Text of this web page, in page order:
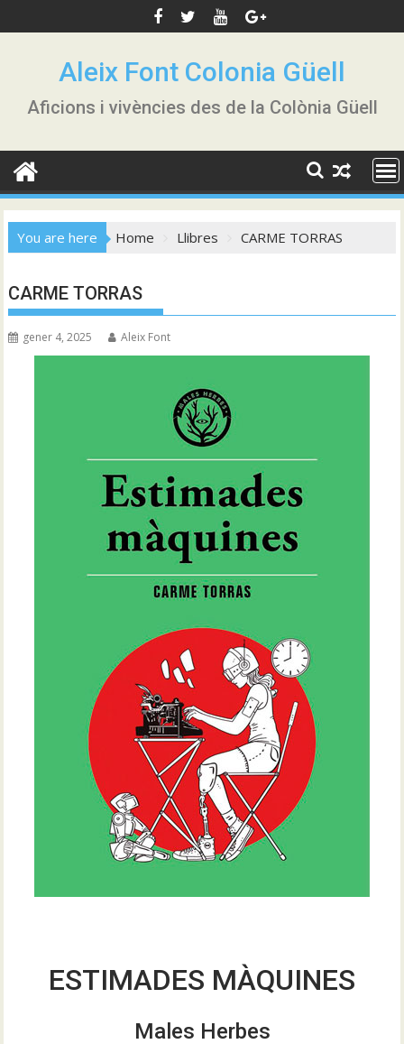
to
Aleix Font Colonia Güell
Aficions i vivències des de la Colònia Güell
You are here Home Llibres CARME TORRAS
CARME TORRAS
gener 4, 2025 Aleix Font
ESTIMADES MÀQUINES
Males Herbes